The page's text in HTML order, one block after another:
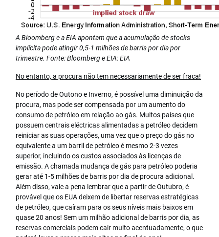
A Bloomberg e a EIA apontam que a acumulação de stocks
implícita pode atingir 0,5-1 milhões de barris por dia por
trimestre. Fonte: Bloomberg e EIA: EIA
No entanto, a procura não tem necessariamente de ser fraca!
No período de Outono e Inverno, é possível uma diminuição da
procura, mas pode ser compensada por um aumento do
consumo de petróleo em relação ao gás. Muitos países que
possuem centrais eléctricas alimentadas a petróleo decidem
reiniciar as suas operações, uma vez que o preço do gás no
equivalente a um barril de petróleo é mesmo 2-3 vezes
superior, incluindo os custos associados às licenças de
emissão. A chamada mudança de gás para petróleo poderia
gerar até 1-5 milhões de barris por dia de procura adicional.
Além disso, vale a pena lembrar que a partir de Outubro, é
provável que os EUA deixem de libertar reservas estratégicas
de petróleo, que caíram para os seus níveis mais baixos em
quase 20 anos! Sem um milhão adicional de barris por dia, as
reservas comerciais podem cair muito acentuadamente, o que